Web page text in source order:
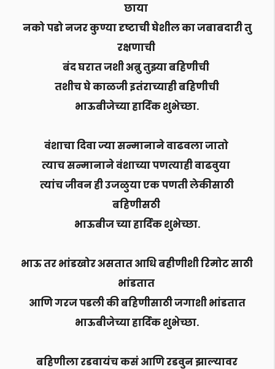
छाया
नको पडो नजर कुण्या दृष्टाची घेशील का जबाबदारी तु
रक्षणाची
बंद घरात जशी अब्रु तुझ्या बहिणीची
तशीच घे काळजी इतंराच्याही बहिणीची
भाऊबीजेच्या हार्दिक शुभेच्छा.
वंशाचा दिवा ज्या सन्मानाने वाढवला जातो
त्याच सन्मानाने वंशाच्या पणत्याही वाढवुया
त्यांच जीवन ही उजळुया एक पणती लेकीसाठी
बहिणीसठी
भाऊबीज च्या हार्दिक शुभेच्छा.
भाऊ तर भांडखोर असतात आधि बहीणीशी रिमोट साठी
भांडतात
आणि गरज पडली की बहिणीसाठी जगाशी भांडतात
भाऊबीजेच्या हार्दिक शुभेच्छा.
बहिणीला रडवायंच कसं आणि रडवुन झाल्यावर